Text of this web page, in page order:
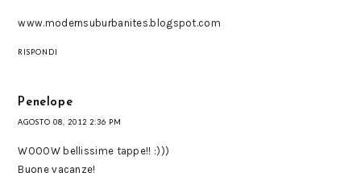
www.modernsuburbanites.blogspot.com
RISPONDI
Penelope
AGOSTO 08, 2012 2:36 PM
WOOOW bellissime tappe!! :)))
Buone vacanze!